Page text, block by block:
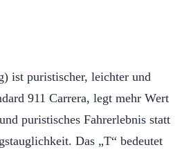
ist puristischer, leichter und
911 Carrera, legt mehr Wert
puristisches Fahrerlebnis statt
Das „T“ bedeutet